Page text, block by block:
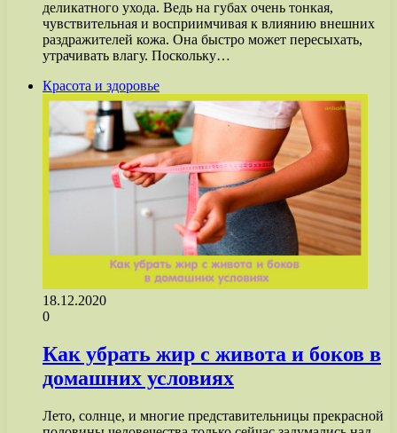
деликатного ухода. Ведь на губах очень тонкая,
чувствительная и восприимчивая к влиянию внешних
раздражителей кожа. Она быстро может пересыхать,
утрачивать влагу. Поскольку…
Красота и здоровье
18.12.2020
0
Как убрать жир с живота и боков в
домашних условиях
Лето, солнце, и многие представительницы прекрасной